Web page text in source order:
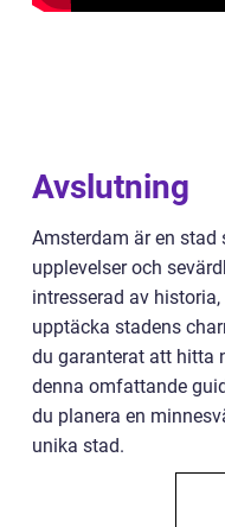
Avslutning
Amsterdam är en
upplevelser och
intresserad av historia,
upptäcka stadens
du garanterat att hitta
denna omfattande
du planera en
unika stad.